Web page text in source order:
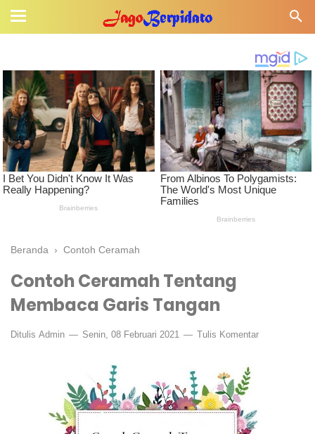
Beranda › Contoh Ceramah
Contoh Ceramah Tentang
Membaca Garis Tangan
Ditulis Admin Senin, 08 Februari 2021 Tulis Komentar